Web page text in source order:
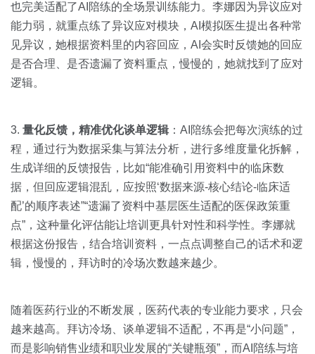
也完美适配了AI陪练的全场景训练能力。李娜因为异议应对
能力弱，就重点练了异议应对模块，AI模拟医生提出各种常
见异议，她根据资料里的内容回应，AI会实时反馈她的回应
是否合理、是否遗漏了资料重点，慢慢的，她就找到了应对
逻辑。
3. 量化反馈，精准优化谈单逻辑：AI陪练会把每次演练的过
程，通过行为数据采集与算法分析，进行多维度量化拆解，
生成详细的反馈报告，比如“能准确引用资料中的临床数
据，但回应逻辑混乱，应按照‘数据来源-核心结论-临床适
配’的顺序表述”“遗漏了资料中基层医生适配的医保政策重
点”，这种量化评估能让培训更具针对性和科学性。李娜就
根据这份报告，结合培训资料，一点点调整自己的话术和逻
辑，慢慢的，拜访时的冷场次数越来越少。
随着医药行业的不断发展，医药代表的专业能力要求，只会
越来越高。拜访冷场、谈单逻辑不适配，不再是“小问题”，
而是影响销售业绩和职业发展的“关键瓶颈”，而AI陪练与培